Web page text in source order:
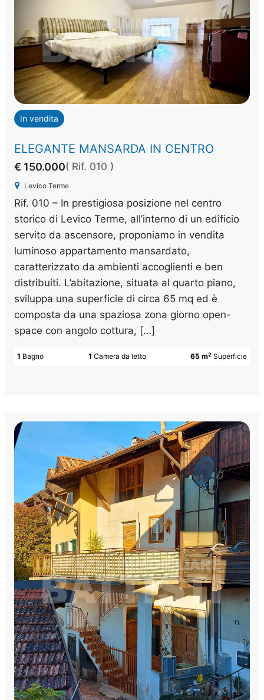
In vendita
ELEGANTE MANSARDA IN CENTRO
€ 150.000( Rif. 010 )
Levico Terme
Rif. 010 – In prestigiosa posizione nel centro
storico di Levico Terme, all’interno di un edificio
servito da ascensore, proponiamo in vendita
luminoso appartamento mansardato,
caratterizzato da ambienti accoglienti e ben
distribuiti. L’abitazione, situata al quarto piano,
sviluppa una superficie di circa 65 mq ed è
composta da una spaziosa zona giorno open-
space con angolo cottura, […]
65 m2 Superficie
1 Camera da letto
1 Bagno